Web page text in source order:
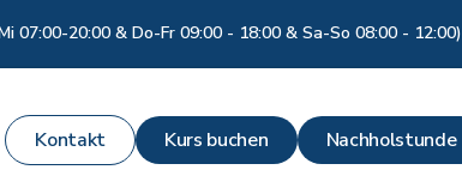
07:00-20:00 & Do-Fr 09:00 - 18:00 & Sa-So 08:00 - 12:00)
Kontakt Kurs buchen Nachholstunde